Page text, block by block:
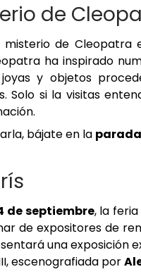
de
misterio de Cleopatra
ha inspirado
joyas y objetos
Solo si la visitas
bájate en la
de septiembre, la
de expositores de
una exposición
escenografiada por